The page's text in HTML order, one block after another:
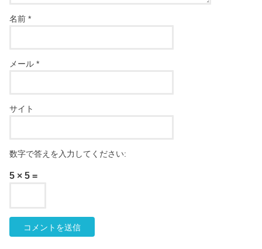
名前*
メール*
サイト
数字で答えを入力してください:
5 × 5 =